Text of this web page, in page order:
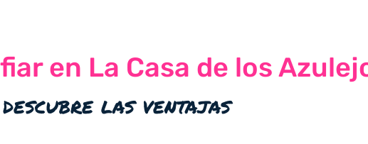
en La Casa de los
descubre las ventajas